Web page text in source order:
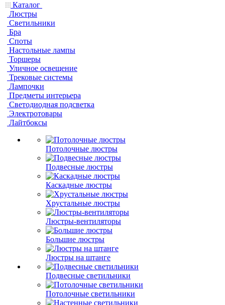
Каталог
Люстры
Светильники
Бра
Споты
Настольные лампы
Торшеры
Уличное освещение
Трековые системы
Лампочки
Предметы интерьера
Светодиодная подсветка
Электротовары
Лайтбоксы
Потолочные люстры
Подвесные люстры
Каскадные люстры
Хрустальные люстры
Люстры-вентиляторы
Большие люстры
Люстры на штанге
Подвесные светильники
Потолочные светильники